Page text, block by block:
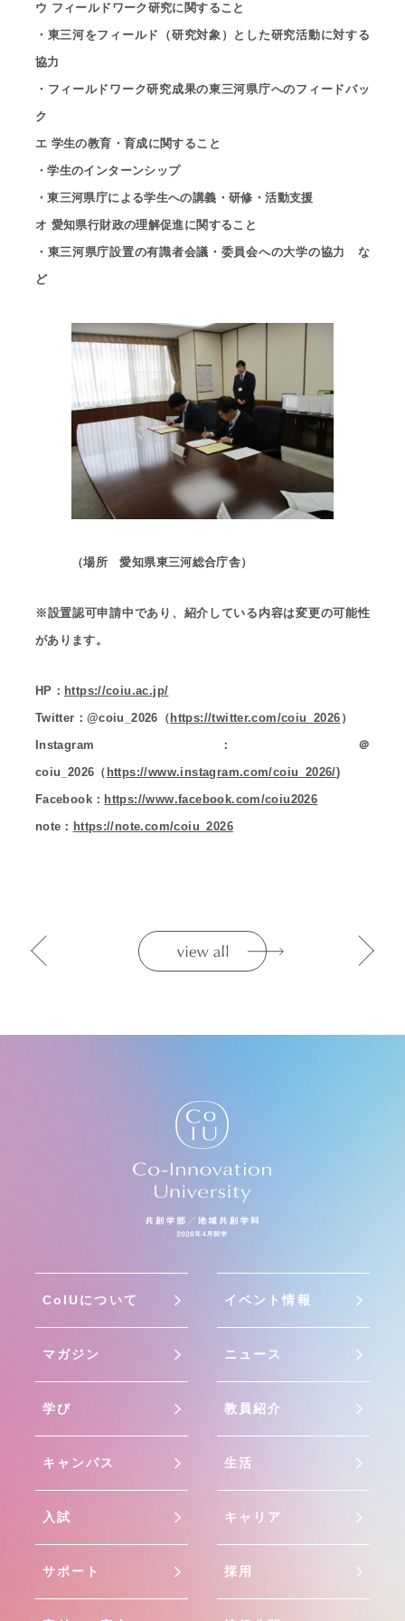
ウ フィールドワーク研究に関すること
・東三河をフィールド（研究対象）とした研究活動に対する
協力
・フィールドワーク研究成果の東三河県庁へのフィードバッ
ク
エ 学生の教育・育成に関すること
・学生のインターンシップ
・東三河県庁による学生への講義・研修・活動支援
オ 愛知県行財政の理解促進に関すること
・東三河県庁設置の有識者会議・委員会への大学の協力 な
ど
（場所 愛知県東三河総合庁舎）
※設置認可申請中であり、紹介している内容は変更の可能性
があります。
HP： https://coiu.ac.jp/
Twitter：@coiu_2026（ https://twitter.com/coiu_2026 ）
Instagram：＠
coiu_2026（ https://www.instagram.com/coiu_2026/)
Facebook： https://www.facebook.com/coiu2026
note： https://note.com/coiu_2026
CoIUについて イベント情報
マガジン ニュース
学び 教員紹介
キャンパス 生活
入試 キャリア
サポート 採用